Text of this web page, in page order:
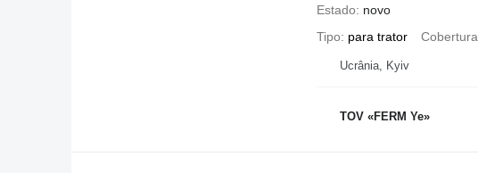
Estado
novo
Tipo
para trator Cobertura
Ucrânia, Kyiv
TOV «FERM Ye»